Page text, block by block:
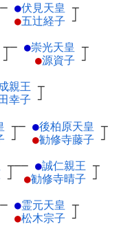
─ ●伏見天皇 ┬
●五辻経子 ┘
┬
┘
─ ●崇光天皇 ┬
●源資子 ┘
親王 ┬
幸子 ┘
┬
┘
─ ●後柏原天皇 ┬
●勧修寺藤子 ┘
┬
┘
── ●誠仁親王 ┬
●勧修寺晴子 ┘
─ ●霊元天皇 ┬
●松木宗子 ┘